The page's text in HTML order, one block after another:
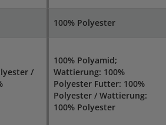
100% Polyester
/
100% Polyamid;
Wattierung: 100%
Polyester Futter: 100%
Polyester / Wattierung:
100% Polyester